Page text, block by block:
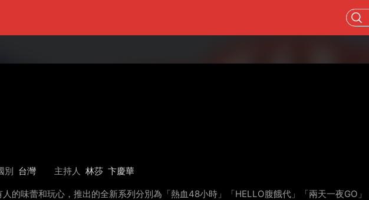
別 台灣 主持人 林莎 卞慶華
的味蕾和玩心，推出的全新系列分別為「熱血48小時」「HELLO腹餓代」「兩天一夜GO